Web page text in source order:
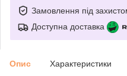
Замовлення під
Доступна доставка
Опис Характеристики